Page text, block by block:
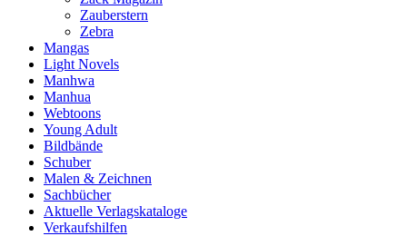
Zauberstern
Zebra
Mangas
Light Novels
Manhwa
Manhua
Webtoons
Young Adult
Bildbände
Schuber
Malen & Zeichnen
Sachbücher
Aktuelle Verlagskataloge
Verkaufshilfen